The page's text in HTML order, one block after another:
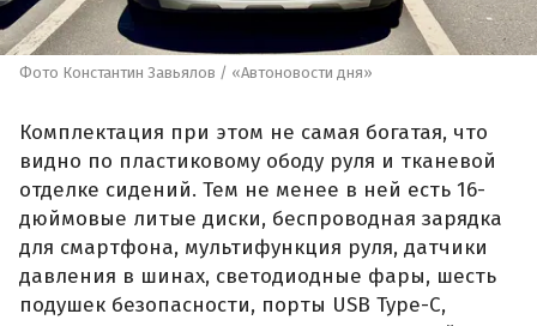
Фото Константин Завьялов / «Автоновости дня»
Комплектация при этом не самая богатая, что
видно по пластиковому ободу руля и тканевой
отделке сидений. Тем не менее в ней есть 16-
дюймовые литые диски, беспроводная зарядка
для смартфона, мультифункция руля, датчики
давления в шинах, светодиодные фары, шесть
подушек безопасности, порты USB Type-C,